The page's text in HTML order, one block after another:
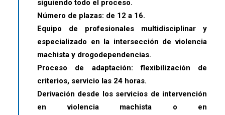
siguiendo todo el proceso.
Número de plazas: de 12 a 16.
Equipo de profesionales multidisciplinar y
especializado en la intersección de violencia
machista y drogodependencias.
Proceso de adaptación: flexibilización de
criterios, servicio las 24 horas.
Derivación desde los servicios de intervención
en violencia machista o en